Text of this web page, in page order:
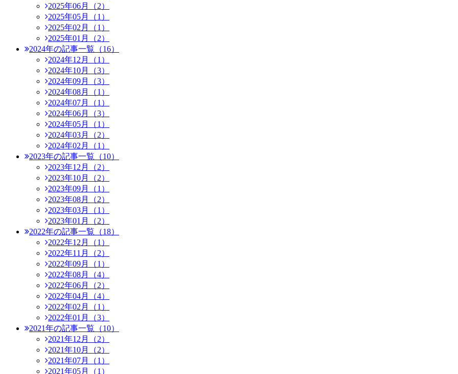
2025年06月（2）
2025年05月（1）
2025年02月（1）
2025年01月（2）
2024年の記事一覧（16）
2024年12月（1）
2024年10月（3）
2024年09月（3）
2024年08月（1）
2024年07月（1）
2024年06月（3）
2024年05月（1）
2024年03月（2）
2024年02月（1）
2023年の記事一覧（10）
2023年12月（2）
2023年10月（2）
2023年09月（1）
2023年08月（2）
2023年03月（1）
2023年01月（2）
2022年の記事一覧（18）
2022年12月（1）
2022年11月（2）
2022年09月（1）
2022年08月（4）
2022年06月（2）
2022年04月（4）
2022年02月（1）
2022年01月（3）
2021年の記事一覧（10）
2021年12月（2）
2021年10月（2）
2021年07月（1）
2021年05月（1）